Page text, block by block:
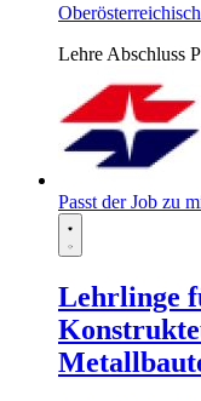
Lehre Abschluss
Passt der Job zu
Lehrlinge